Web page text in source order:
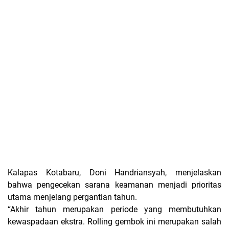
Kalapas Kotabaru, Doni Handriansyah, menjelaskan
bahwa pengecekan sarana keamanan menjadi prioritas
utama menjelang pergantian tahun.
“Akhir tahun merupakan periode yang membutuhkan
kewaspadaan ekstra. Rolling gembok ini merupakan salah